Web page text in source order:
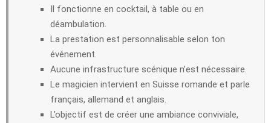
Il fonctionne en cocktail, à table ou en
déambulation.
La prestation est personnalisable selon ton
événement.
Aucune infrastructure scénique n’est nécessaire.
Le magicien intervient en Suisse romande et parle
français, allemand et anglais.
L’objectif est de créer une ambiance conviviale,